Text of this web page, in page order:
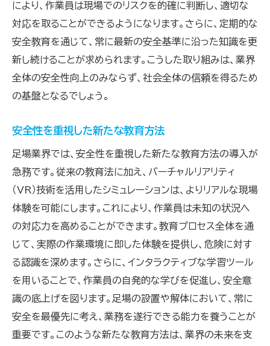
により、作業員は現場でのリスクを的確に判断し、適切な
対応を取ることができるようになります。さらに、定期的な
安全教育を通じて、常に最新の安全基準に沿った知識を更
新し続けることが求められます。こうした取り組みは、業界
全体の安全性向上のみならず、社会全体の信頼を得るため
の基盤となるでしょう。
安全性を重視した新たな教育方法
足場業界では、安全性を重視した新たな教育方法の導入が
急務です。従来の教育法に加え、バーチャルリアリティ
（VR）技術を活用したシミュレーションは、よりリアルな現場
体験を可能にします。これにより、作業員は未知の状況へ
の対応力を高めることができます。教育プロセス全体を通
じて、実際の作業環境に即した体験を提供し、危険に対す
る認識を深めます。さらに、インタラクティブな学習ツール
を用いることで、作業員の自発的な学びを促進し、安全意
識の底上げを図ります。足場の設置や解体において、常に
安全を最優先に考え、業務を遂行できる能力を養うことが
重要です。このような新たな教育方法は、業界の未来を支